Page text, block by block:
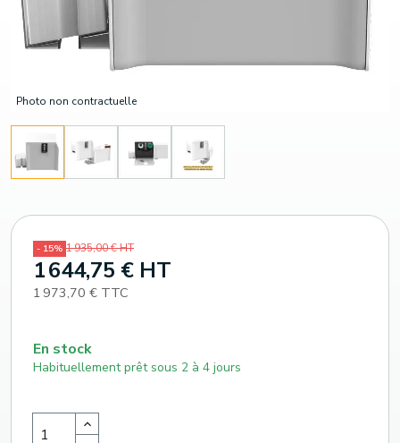
Photo non contractuelle
- 15% 1 935,00 € HT
1 644,75 € HT
1 973,70 € TTC
En stock
Habituellement prêt sous 2 à 4 jours